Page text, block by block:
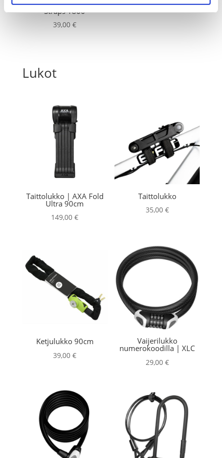
Satulalaukku – Explorer
Straps 1800
39,00€
Lukot
Taittolukko | AXA Fold
Ultra 90cm
149,00€
Taittolukko
35,00 €
Ketjulukko 90cm
39,00€
Vaijerilukko
numerokoodilla | XLC
29,00 €